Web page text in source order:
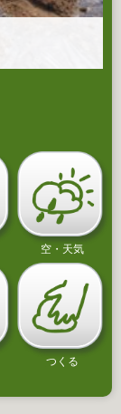
空・天気
つくる